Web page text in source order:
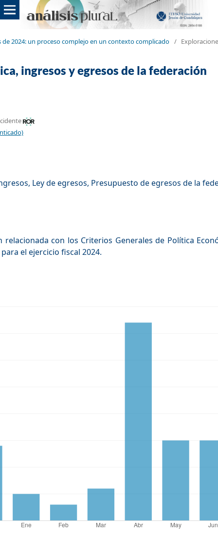
de 2024: un proceso complejo en un contexto complicado /
ingresos y egresos de la federación
Ley de egresos, Presupuesto de egresos de la
con los Criterios Generales de Política
el ejercicio fiscal 2024.